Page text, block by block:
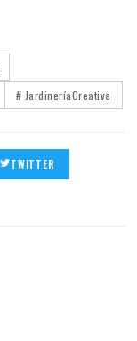
# JardineríaCreativa
TWITTER